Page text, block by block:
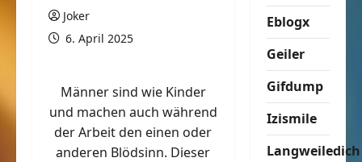
Joker
6. April 2025
Männer sind wie Kinder
und machen auch während
der Arbeit den einen oder
anderen Blödsinn. Dieser
Eblogx
Geiler
Gifdump
Izismile
Langweiledich